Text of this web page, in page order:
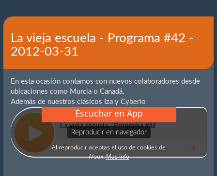
La vieja escuela - Programa #42 -
2012-03-31
En esta ocasión contamos con nuevos colaboradores desde
ubicaciones como Murcia o Canadá.
Además de nuestros clásicos Iza y Cyberio